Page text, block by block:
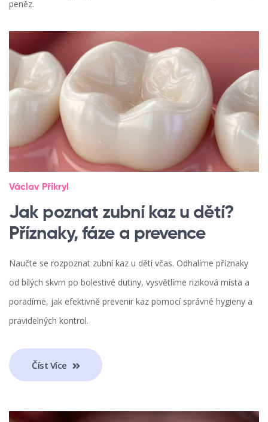
peněz.
Václav Přikryl
Jak poznat zubní kaz u dětí?
Příznaky, fáze a prevence
Naučte se rozpoznat zubní kaz u dětí včas. Odhalíme příznaky
od bílých skvrn po bolestivé dutiny, vysvětlíme riziková místa a
poradíme, jak efektivně prevenir kaz pomocí správné hygieny a
pravidelných kontrol.
Číst Více